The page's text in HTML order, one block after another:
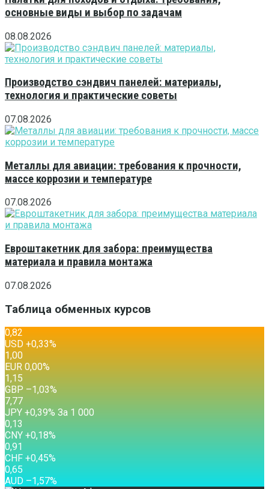
основные виды и выбор по задачам
08.08.2026
Производство сэндвич панелей: материалы,
технология и практические советы
07.08.2026
Металлы для авиации: требования к прочности,
массе коррозии и температуре
07.08.2026
Евроштакетник для забора: преимущества
материала и правила монтажа
07.08.2026
Таблица обменных курсов
0,82
USD +0,33%
1,00
EUR 0,00%
1,15
GBP –1,03%
7,77
JPY +0,39% За 1 000
0,13
CNY +0,18%
0,91
CHF +0,45%
0,65
AUD –1,57%